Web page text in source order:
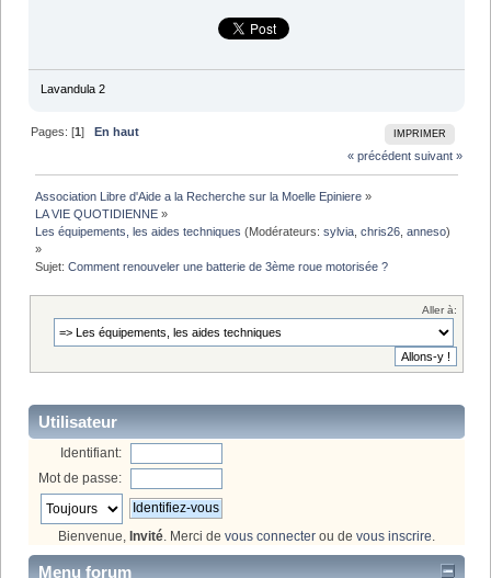
Lavandula 2
IMPRIMER
Pages: [1]
En haut
« précédent suivant »
Association Libre d'Aide a la Recherche sur la Moelle Epiniere »
LA VIE QUOTIDIENNE »
Les équipements, les aides techniques (Modérateurs:sylvia ,chris26 ,anneso)
»
Sujet:Comment renouveler une batterie de 3ème roue motorisée ?
Aller à:
Utilisateur
Identifiant:
Mot de passe:
Bienvenue, Invité. Merci de vous connecter ou de vous inscrire.
Menu forum